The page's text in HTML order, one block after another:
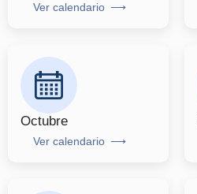
Ver calendario
Octubre
Ver calendario